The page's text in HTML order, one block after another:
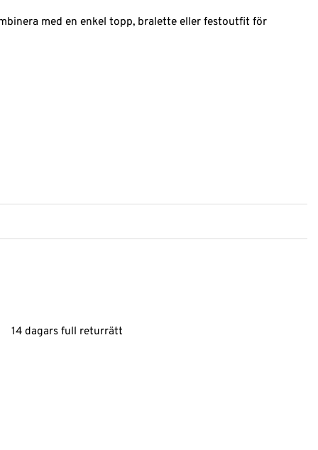
med en enkel topp, bralette eller festoutfit för
14 dagars full returrätt